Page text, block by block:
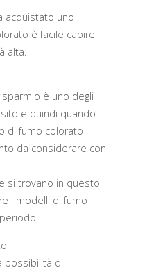
acquistato uno
è facile capire
alta.
è uno degli
e quindi quando
di fumo colorato il
da considerare con
si trovano in questo
i modelli di fumo
possibilità di